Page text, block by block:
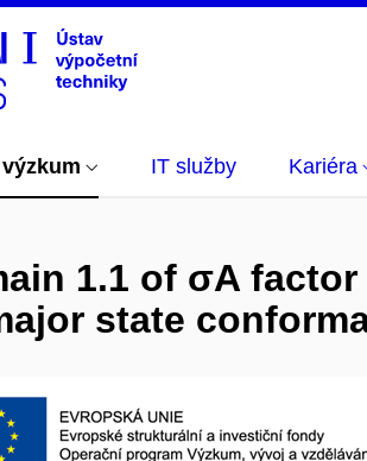
IT služby Kariéra
1.1 of σA
state